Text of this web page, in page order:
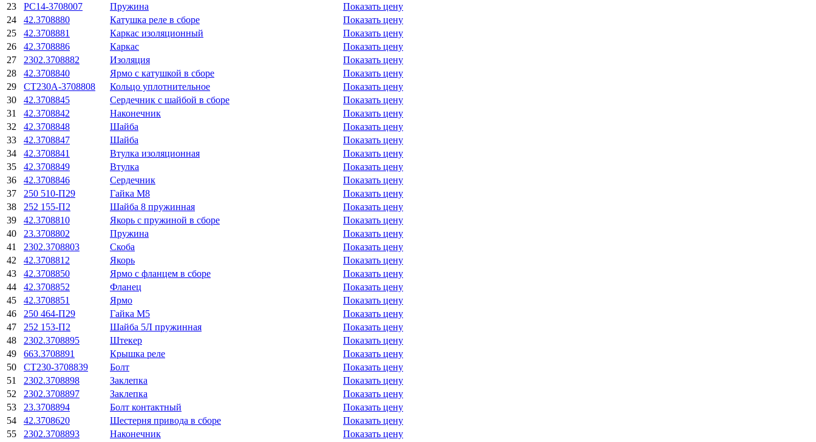
23
РС14-3708007 Пружина
Показать цену
24
42.3708880 Катушка реле в сборе
Показать цену
25
42.3708881 Каркас изоляционный
Показать цену
26
42.3708886 Каркас
Показать цену
27
2302.3708882 Изоляция
Показать цену
28
42.3708840 Ярмо с катушкой в сборе
Показать цену
29
СТ230А-3708808 Кольцо уплотнительное
Показать цену
30
42.3708845 Сердечник с шайбой в сборе
Показать цену
31
42.3708842 Наконечник
Показать цену
32
42.3708848 Шайба
Показать цену
33
42.3708847 Шайба
Показать цену
34
42.3708841 Втулка изоляционная
Показать цену
35
42.3708849 Втулка
Показать цену
36
42.3708846 Сердечник
Показать цену
37
250 510-П29 Гайка М8
Показать цену
38
252 155-П2 Шайба 8 пружинная
Показать цену
39
42.3708810 Якорь с пружиной в сборе
Показать цену
40
23.3708802 Пружина
Показать цену
41
2302.3708803 Скоба
Показать цену
42
42.3708812 Якорь
Показать цену
43
42.3708850 Ярмо с фланцем в сборе
Показать цену
44
42.3708852 Фланец
Показать цену
45
42.3708851 Ярмо
Показать цену
46
250 464-П29 Гайка М5
Показать цену
47
252 153-П2 Шайба 5Л пружинная
Показать цену
48
2302.3708895 Штекер
Показать цену
49
663.3708891 Крышка реле
Показать цену
50
СТ230-3708839 Болт
Показать цену
51
2302.3708898 Заклепка
Показать цену
52
2302.3708897 Заклепка
Показать цену
53
23.3708894 Болт контактный
Показать цену
54
42.3708620 Шестерня привода в сборе
Показать цену
55
2302.3708893 Наконечник
Показать цену